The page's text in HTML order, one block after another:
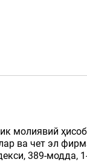
молиявий
ва чет эл
389-модда,